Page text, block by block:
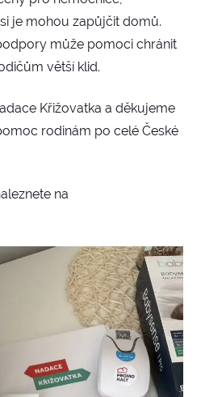
je mohou zapůjčit domů.
může pomoci chránit
větší klid.
Křižovatka a děkujeme
rodinám po celé České
na